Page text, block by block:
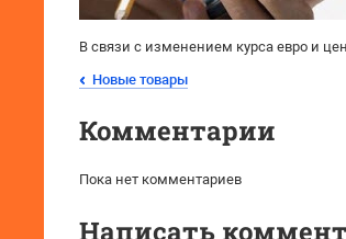
В связи с изменением курса евро и
Новые товары
Комментарии
Пока нет комментариев
Написать